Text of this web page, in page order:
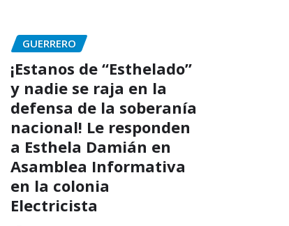
GUERRERO
¡Estanos de “Esthelado”
y nadie se raja en la
defensa de la soberanía
nacional! Le responden
a Esthela Damián en
Asamblea Informativa
en la colonia
Electricista